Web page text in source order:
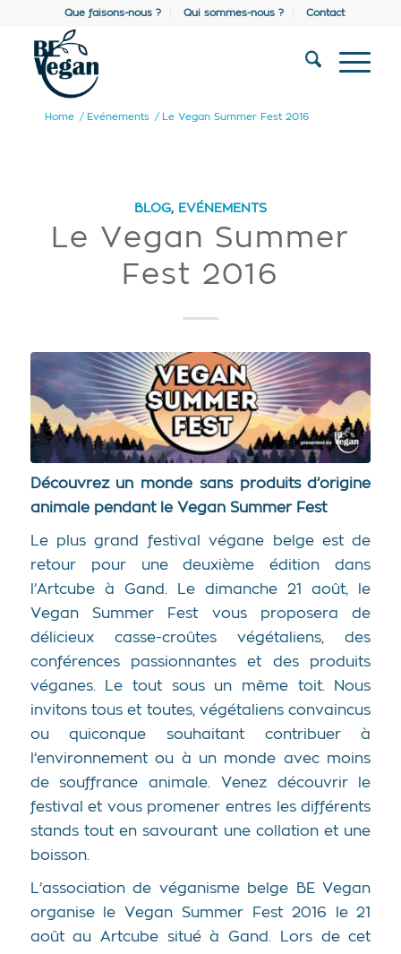
Que faisons-nous ? Qui sommes-nous ? Contact
Home / Evénements / Le Vegan Summer Fest 2016
BLOG, EVÉNEMENTS
Le Vegan Summer
Fest 2016
Découvrez un monde sans produits d’origine
animale pendant le Vegan Summer Fest
Le plus grand festival végane belge est de
retour pour une deuxième édition dans
l’Artcube à Gand. Le dimanche 21 août, le
Vegan Summer Fest vous proposera de
délicieux casse-croûtes végétaliens, des
conférences passionnantes et des produits
véganes. Le tout sous un même toit. Nous
invitons tous et toutes, végétaliens convaincus
ou quiconque souhaitant contribuer à
l’environnement ou à un monde avec moins
de souffrance animale. Venez découvrir le
festival et vous promener entres les différents
stands tout en savourant une collation et une
boisson.
L’association de véganisme belge BE Vegan
organise le Vegan Summer Fest 2016 le 21
août au Artcube situé à Gand. Lors de cet